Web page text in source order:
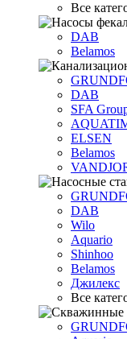
Все
DAB
Belamos
DAB
SFA
ELSEN
Belamos
DAB
Wilo
Aquario
Shinhoo
Belamos
Джилекс
Все